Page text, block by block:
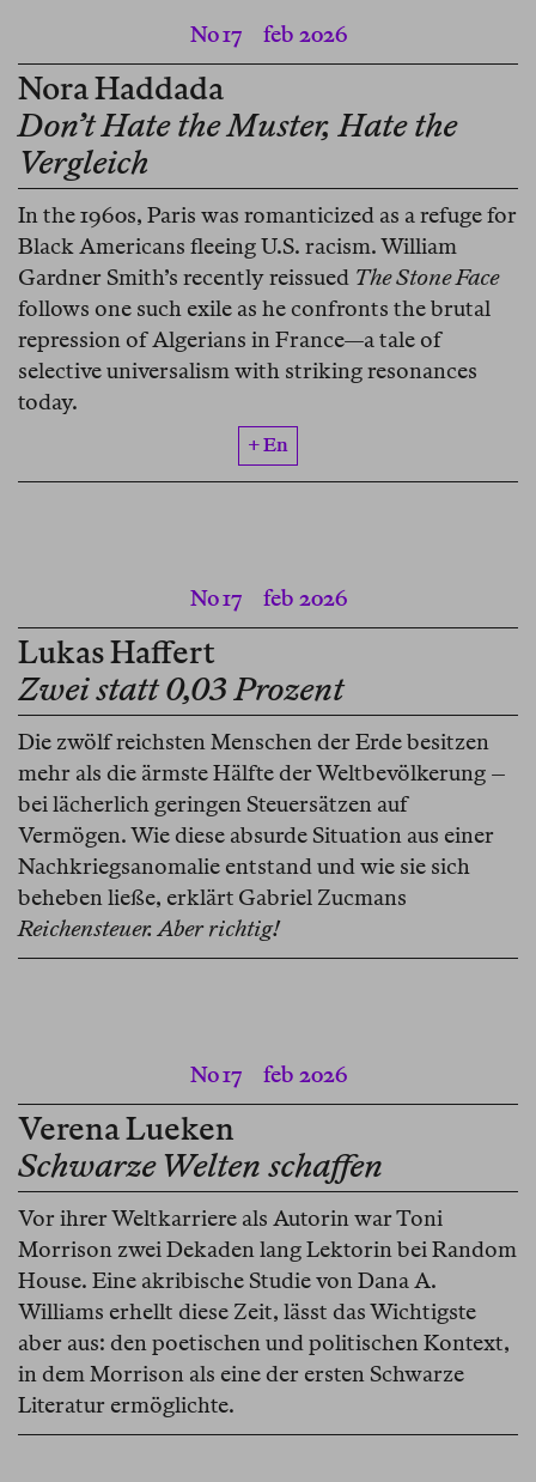
No 17feb 2026
Nora Haddada
Don’t Hate the Muster, Hate the
Vergleich
In the 1960s, Paris was romanticized as a refuge for
Black Americans fleeing U.S. racism. William
Gardner Smith’s recently reissued The Stone Face
follows one such exile as he confronts the brutal
repression of Algerians in France—a tale of
selective universalism with striking resonances
today.
+ En
No 17feb 2026
Lukas Haffert
Zwei statt 0,03 Prozent
Die zwölf reichsten Menschen der Erde besitzen
mehr als die ärmste Hälfte der Weltbevölkerung –
bei lächerlich geringen Steuersätzen auf
Vermögen. Wie diese absurde Situation aus einer
Nachkriegsanomalie entstand und wie sie sich
beheben ließe, erklärt Gabriel Zucmans
Reichensteuer. Aber richtig!
No 17feb 2026
Verena Lueken
Schwarze Welten schaffen
Vor ihrer Weltkarriere als Autorin war Toni
Morrison zwei Dekaden lang Lektorin bei Random
House. Eine akribische Studie von Dana A.
Williams erhellt diese Zeit, lässt das Wichtigste
aber aus: den poetischen und politischen Kontext,
in dem Morrison als eine der ersten Schwarze
Literatur ermöglichte.